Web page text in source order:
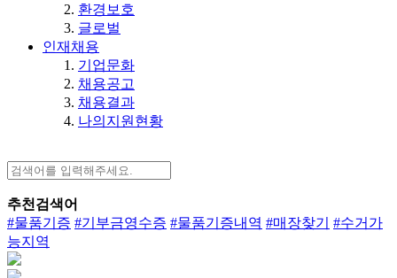
환경보호
글로벌
인재채용
기업문화
채용공고
채용결과
나의지원현황
추천검색어
#물품기증 #기부금영수증 #물품기증내역 #매장찾기
#수거가
능지역